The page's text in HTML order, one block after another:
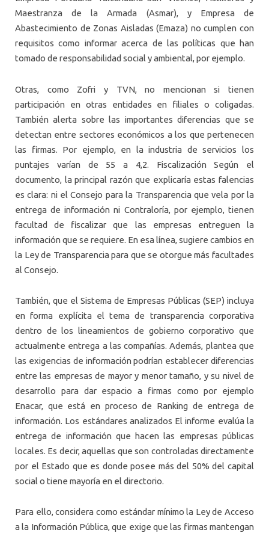
Maestranza de la Armada (Asmar), y Empresa de
Abastecimiento de Zonas Aisladas (Emaza) no cumplen con
requisitos como informar acerca de las políticas que han
tomado de responsabilidad social y ambiental, por ejemplo.
Otras, como Zofri y TVN, no mencionan si tienen
participación en otras entidades en filiales o coligadas.
También alerta sobre las importantes diferencias que se
detectan entre sectores económicos a los que pertenecen
las firmas. Por ejemplo, en la industria de servicios los
puntajes varían de 55 a 4,2. Fiscalización Según el
documento, la principal razón que explicaría estas falencias
es clara: ni el Consejo para la Transparencia que vela por la
entrega de información ni Contraloría, por ejemplo, tienen
facultad de fiscalizar que las empresas entreguen la
información que se requiere. En esa línea, sugiere cambios en
la Ley de Transparencia para que se otorgue más facultades
al Consejo.
También, que el Sistema de Empresas Públicas (SEP) incluya
en forma explícita el tema de transparencia corporativa
dentro de los lineamientos de gobierno corporativo que
actualmente entrega a las compañías. Además, plantea que
las exigencias de información podrían establecer diferencias
entre las empresas de mayor y menor tamaño, y su nivel de
desarrollo para dar espacio a firmas como por ejemplo
Enacar, que está en proceso de Ranking de entrega de
información. Los estándares analizados El informe evalúa la
entrega de información que hacen las empresas públicas
locales. Es decir, aquellas que son controladas directamente
por el Estado que es donde posee más del 50% del capital
social o tiene mayoría en el directorio.
Para ello, considera como estándar mínimo la Ley de Acceso
a la Información Pública, que exige que las firmas mantengan